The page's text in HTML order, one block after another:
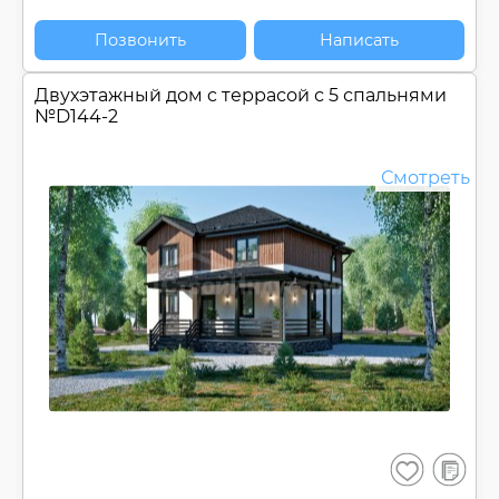
Позвонить Написать
Двухэтажный дом c террасой с 5 спальнями
№D144-2
Смотреть
Сохранить
В